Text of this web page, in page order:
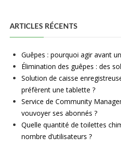
ARTICLES RÉCENTS
Guêpes : pourquoi agir avant
Élimination des guêpes : des
Solution de caisse
préfèrent une tablette ?
Service de Community
vouvoyer ses abonnés ?
Quelle quantité de toilettes
nombre d’utilisateurs ?